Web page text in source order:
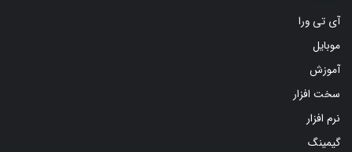
آی تی ورا
موبایل
آموزش
سخت افزار
نرم افزار
گیمینگ